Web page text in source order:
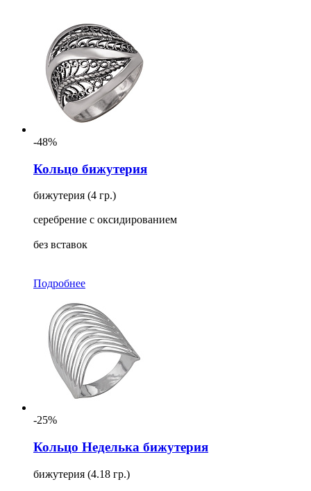
-48%
Кольцо бижутерия
бижутерия (4 гр.)
серебрение с оксидированием
без вставок
Подробнее
-25%
Кольцо Неделька бижутерия
бижутерия (4.18 гр.)